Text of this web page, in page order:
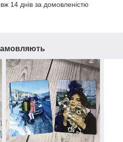
14 днів за домовленістю